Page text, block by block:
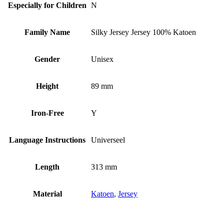
Especially for Children N
Family Name Silky Jersey Jersey 100% Katoen
Gender Unisex
Height 89 mm
Iron-Free Y
Language Instructions Universeel
Length 313 mm
Material Katoen, Jersey